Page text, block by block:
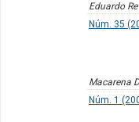
Eduardo
Núm. 35
Macarena
Núm. 1